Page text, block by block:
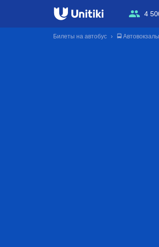
4
Билеты на автобус 🚍 Автовокзалы